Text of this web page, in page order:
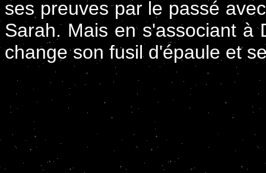
ses preuves par le passé
Sarah. Mais en s'associant à
change son fusil d'épaule et